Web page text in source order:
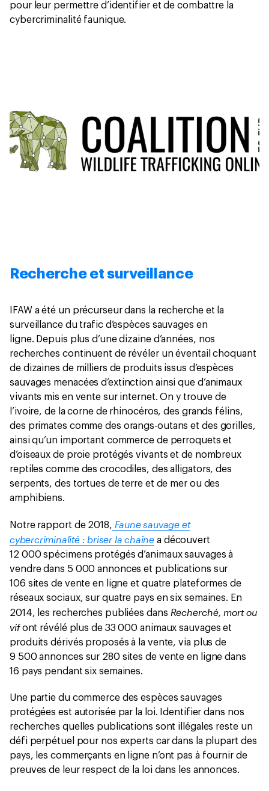
pour leur permettre d’identifier et de combattre la
cybercriminalité faunique.
Recherche et surveillance
IFAW a été un précurseur dans la recherche et la
surveillance du trafic d’espèces sauvages en
ligne. Depuis plus d’une dizaine d’années, nos
recherches continuent de révéler un éventail choquant
de dizaines de milliers de produits issus d’espèces
sauvages menacées d’extinction ainsi que d’animaux
vivants mis en vente sur internet. On y trouve de
l’ivoire, de la corne de rhinocéros, des grands félins,
des primates comme des orangs-outans et des gorilles,
ainsi qu’un important commerce de perroquets et
d’oiseaux de proie protégés vivants et de nombreux
reptiles comme des crocodiles, des alligators, des
serpents, des tortues de terre et de mer ou des
amphibiens.
Notre rapport de 2018, Faune sauvage et
cybercriminalité : briser la chaîne a découvert
12 000 spécimens protégés d’animaux sauvages à
vendre dans 5 000 annonces et publications sur
106 sites de vente en ligne et quatre plateformes de
réseaux sociaux, sur quatre pays en six semaines. En
2014, les recherches publiées dans Recherché, mort ou
vifont révélé plus de 33 000 animaux sauvages et
produits dérivés proposés à la vente, via plus de
9 500 annonces sur 280 sites de vente en ligne dans
16 pays pendant six semaines.
Une partie du commerce des espèces sauvages
protégées est autorisée par la loi. Identifier dans nos
recherches quelles publications sont illégales reste un
défi perpétuel pour nos experts car dans la plupart des
pays, les commerçants en ligne n’ont pas à fournir de
preuves de leur respect de la loi dans les annonces.